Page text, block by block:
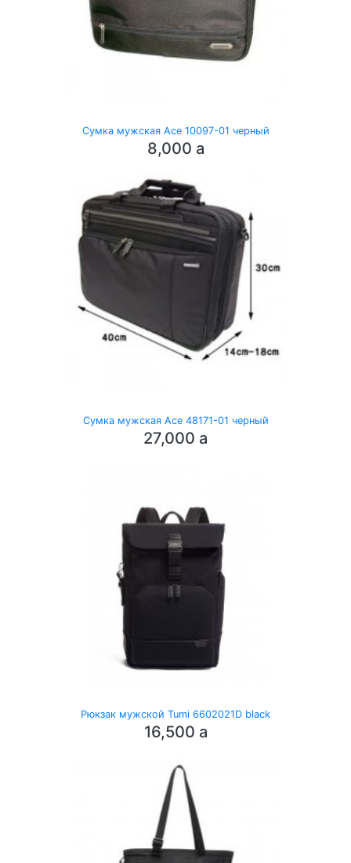
Сумка мужская Ace 10097-01 черный
8,000 a
Сумка мужская Ace 48171-01 черный
27,000 a
Рюкзак мужской Tumi 6602021D black
16,500 a